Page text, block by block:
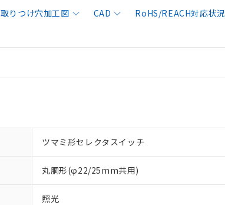
取りつけ穴加工図 CAD RoHS/REACH対応状況
ツマミ形セレクタスイッチ
丸胴形(φ22/25mm共用)
照光